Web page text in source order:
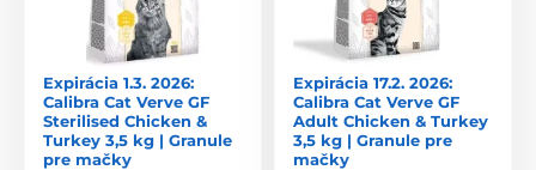
Expirácia 1.3. 2026:
Calibra Cat Verve GF
Sterilised Chicken &
Turkey 3,5 kg | Granule
pre mačky
Expirácia 17.2. 2026:
Calibra Cat Verve GF
Adult Chicken & Turkey
3,5 kg | Granule pre
mačky